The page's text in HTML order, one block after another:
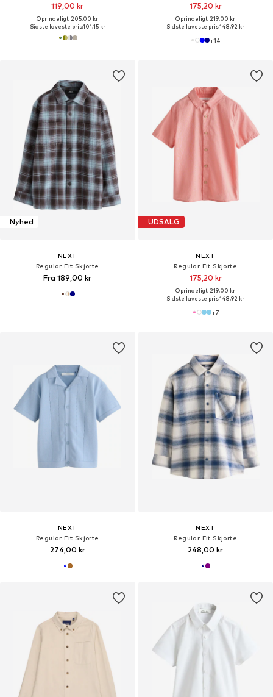
119,00 kr
Oprindeligt: 205,00 kr
Sidste laveste pris:101,15 kr
175,20 kr
Oprindeligt: 219,00 kr
Sidste laveste pris:148,92 kr
+14
Nyhed
NEXT
Regular Fit Skjorte
Fra 189,00 kr
UDSALG
NEXT
Regular Fit Skjorte
175,20 kr
Oprindeligt: 219,00 kr
Sidste laveste pris:148,92 kr
+7
NEXT
Regular Fit Skjorte
274,00 kr
NEXT
Regular Fit Skjorte
248,00 kr